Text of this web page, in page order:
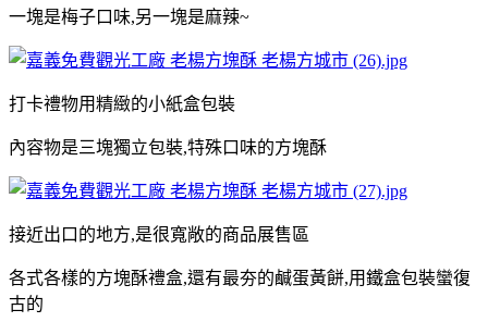
一塊是梅子口味,另一塊是麻辣~
打卡禮物用精緻的小紙盒包裝
內容物是三塊獨立包裝,特殊口味的方塊酥
接近出口的地方,是很寬敞的商品展售區
各式各樣的方塊酥禮盒,還有最夯的鹹蛋黃餅,用鐵盒包裝蠻復
古的